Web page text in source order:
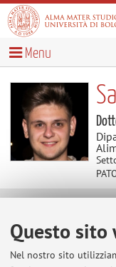
Questo
Nel nostro sito
Menu
Temi di ricerca
Bioinformatica